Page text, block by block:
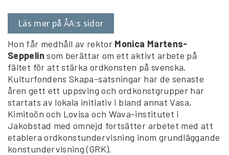
Läs mer på ÅA:s sidor
Hon får medhåll av rektor Monica Martens-
Seppelinsom berättar om ett aktivt arbete på
fältet för att stärka ordkonsten på svenska.
Kulturfondens Skapa-satsningar har de senaste
åren gett ett uppsving och ordkonstgrupper har
startats av lokala initiativ i bland annat Vasa,
Kimitoön och Lovisa och Wava-institutet i
Jakobstad med omnejd fortsätter arbetet med att
etablera ordkonstundervisning inom grundläggande
konstundervisning (GRK).